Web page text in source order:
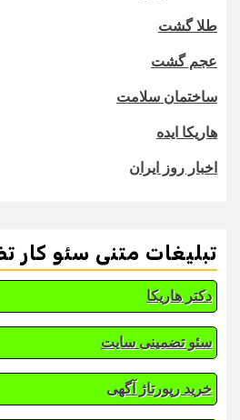
طلا گشت
عجم گشت
ساختمان سلامت
هاریکا ایده
اخبار روز ایران
تبلیغات متنی سئو کار
دکتر هاریکا
سئو تضمینی سایت
خرید رپورتاژ آگهی